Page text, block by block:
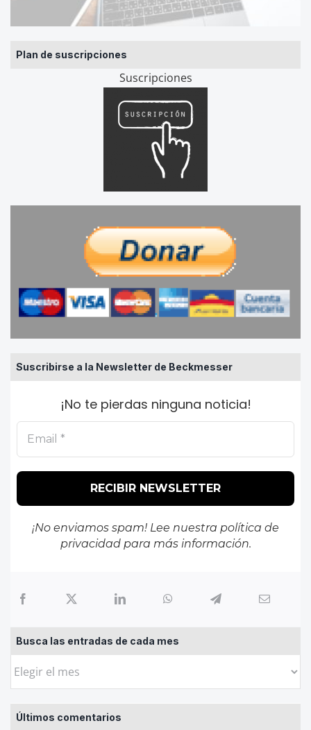
Plan de suscripciones
Suscripciones
Suscribirse a la Newsletter de Beckmesser
¡No te pierdas ninguna noticia!
¡No enviamos spam! Lee nuestra política de
privacidadpara más información.
Busca las entradas de cada mes
Busca
entradas
de
Últimos comentarios